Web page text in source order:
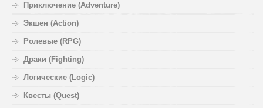
Приключение (Adventure)
Экшен (Action)
Ролевые (RPG)
Драки (Fighting)
Логические (Logic)
Квесты (Quest)